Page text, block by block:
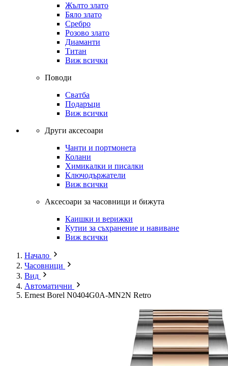
Жълто злато
Бяло злато
Сребро
Розово злато
Диаманти
Титан
Виж всички
Поводи
Сватба
Подаръци
Виж всички
Други аксесоари
Чанти и портмонета
Колани
Химикалки и писалки
Ключодържатели
Виж всички
Аксесоари за часовници и бижута
Каишки и верижки
Кутии за съхранение и навиване
Виж всички
Начало
Часовници
Вид
Автоматични
Ernest Borel N0404G0A-MN2N Retro